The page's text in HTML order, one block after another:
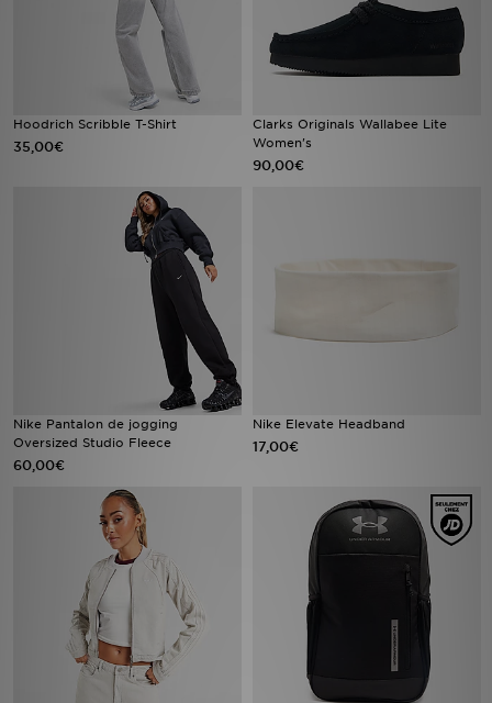
Hoodrich Scribble T-Shirt
35,00€
Clarks Originals Wallabee Lite
Women's
90,00€
Nike Pantalon de jogging
Oversized Studio Fleece
60,00€
Nike Elevate Headband
17,00€